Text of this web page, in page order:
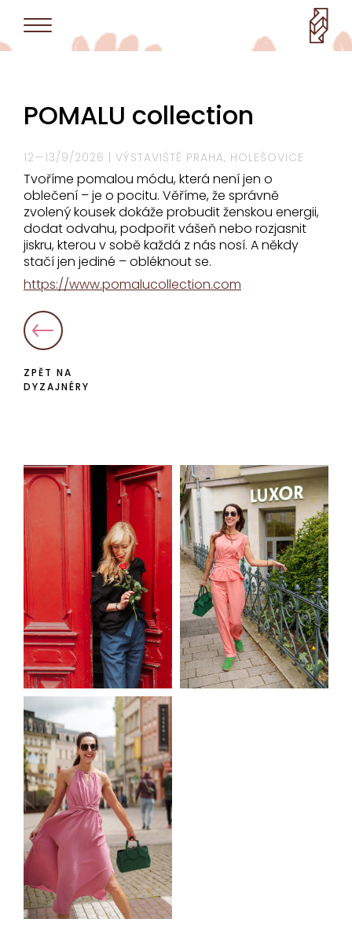
POMALU collection
12—13/9/2026 | VÝSTAVIŠTĚ PRAHA, HOLEŠOVICE
Tvoříme pomalou módu, která není jen o
oblečení – je o pocitu. Věříme, že správně
zvolený kousek dokáže probudit ženskou energii,
dodat odvahu, podpořit vášeň nebo rozjasnit
jiskru, kterou v sobě každá z nás nosí. A někdy
stačí jen jediné – obléknout se.
https://www.pomalucollection.com
ZPĚT NA
DYZAJNÉRY